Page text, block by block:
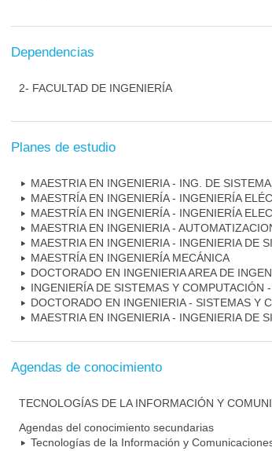
Dependencias
2- FACULTAD DE INGENIERÍA
Planes de estudio
MAESTRIA EN INGENIERIA - ING. DE
MAESTRÍA EN INGENIERÍA - INGENIERÍA
MAESTRÍA EN INGENIERÍA - INGENIERÍA
MAESTRIA EN INGENIERIA -
MAESTRIA EN INGENIERIA - INGENIERIA DE
MAESTRÍA EN INGENIERÍA MECÁNICA
DOCTORADO EN INGENIERIA AREA DE
INGENIERÍA DE SISTEMAS Y COMPUTACIÓN
DOCTORADO EN INGENIERIA - SISTEMAS Y
MAESTRIA EN INGENIERIA - INGENIERIA DE
Agendas de conocimiento
TECNOLOGÍAS DE LA INFORMACIÓN Y
Agendas del conocimiento secundarias
Tecnologías de la Información y